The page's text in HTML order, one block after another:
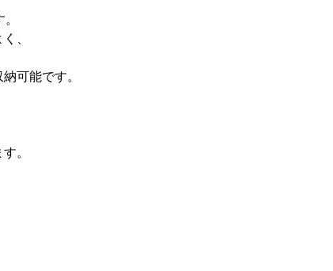
、
可能です。
。